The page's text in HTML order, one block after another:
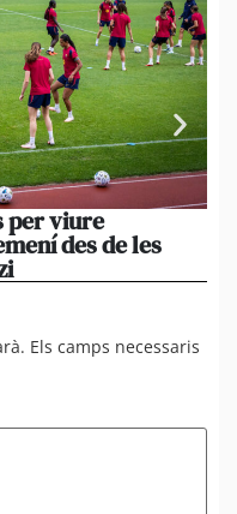
per viure
des de les
Els camps necessaris